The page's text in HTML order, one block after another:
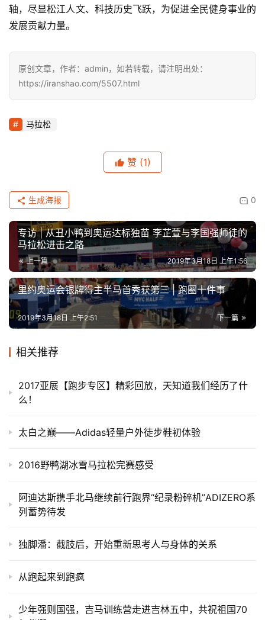
轴，尽显松江人文、科技历史飞跃，为促进全民健身事业的
发展贡献力量。
原创文章，作者：admin，如若转载，请注明出处：
https://iranshao.com/5507.html
马拉松
赞 (1)
0
生成海报
专访 | 从丑小鸭到奥运达标独苗 李芷萱与李国强师徒的
马拉松进击之路
上一篇 2019年3月18日 上午1:56
里约奥运会银牌得主半马首秀获第三 | 跑圈十件事
下一篇
2019年3月18日 上午2:51
相关推荐
2017亚展【跑步专区】精彩回放，天知道我们经历了什
么！
太白之巅——Adidas轻量户外徒步鞋初体验
2016野鸭湖冰雪马拉松完赛感受
阿迪达斯携手北马继续前行跑界“纪录粉碎机”ADIZERO系
列蓄势待发
独脚潘：截肢后，开始重新思考人与身体的关系
从跑起来到跑疯
少年强则国强，吉马训练营走进吉林五中，共祝祖国70